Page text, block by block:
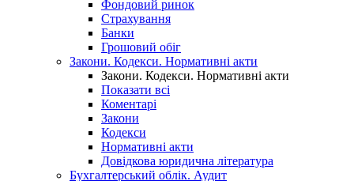
Фондовий ринок
Страхування
Банки
Грошовий обіг
Закони. Кодекси. Нормативні акти
Закони. Кодекси. Нормативні акти
Показати всі
Коментарі
Закони
Кодекси
Нормативні акти
Довідкова юридична література
Бухгалтерський облік. Аудит